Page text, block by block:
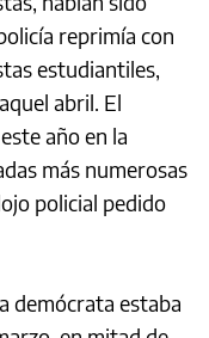
reprimía con
estudiantiles,
abril. El
año en la
más numerosas
policial pedido
demócrata estaba